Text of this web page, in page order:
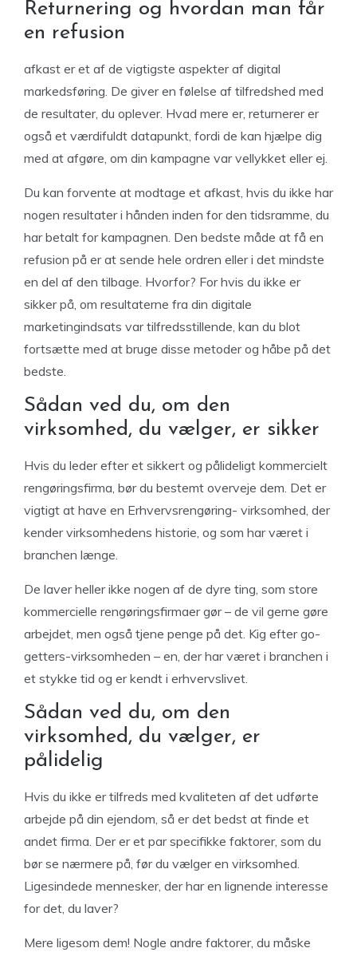
Returnering og hvordan man får
en refusion
afkast er et af de vigtigste aspekter af digital
markedsføring. De giver en følelse af tilfredshed med
de resultater, du oplever. Hvad mere er, returnerer er
også et værdifuldt datapunkt, fordi de kan hjælpe dig
med at afgøre, om din kampagne var vellykket eller ej.
Du kan forvente at modtage et afkast, hvis du ikke har
nogen resultater i hånden inden for den tidsramme, du
har betalt for kampagnen. Den bedste måde at få en
refusion på er at sende hele ordren eller i det mindste
en del af den tilbage. Hvorfor? For hvis du ikke er
sikker på, om resultaterne fra din digitale
marketingindsats var tilfredsstillende, kan du blot
fortsætte med at bruge disse metoder og håbe på det
bedste.
Sådan ved du, om den
virksomhed, du vælger, er sikker
Hvis du leder efter et sikkert og pålideligt kommercielt
rengøringsfirma, bør du bestemt overveje dem. Det er
vigtigt at have en Erhvervsrengøring- virksomhed, der
kender virksomhedens historie, og som har været i
branchen længe.
De laver heller ikke nogen af ​​de dyre ting, som store
kommercielle rengøringsfirmaer gør – de vil gerne gøre
arbejdet, men også tjene penge på det. Kig efter go-
getters-virksomheden – en, der har været i branchen i
et stykke tid og er kendt i erhvervslivet.
Sådan ved du, om den
virksomhed, du vælger, er
pålidelig
Hvis du ikke er tilfreds med kvaliteten af ​​det udførte
arbejde på din ejendom, så er det bedst at finde et
andet firma. Der er et par specifikke faktorer, som du
bør se nærmere på, før du vælger en virksomhed.
Ligesindede mennesker, der har en lignende interesse
for det, du laver?
Mere ligesom dem! Nogle andre faktorer, du måske